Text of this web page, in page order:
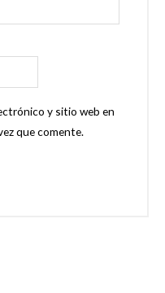
y sitio web en
que comente.